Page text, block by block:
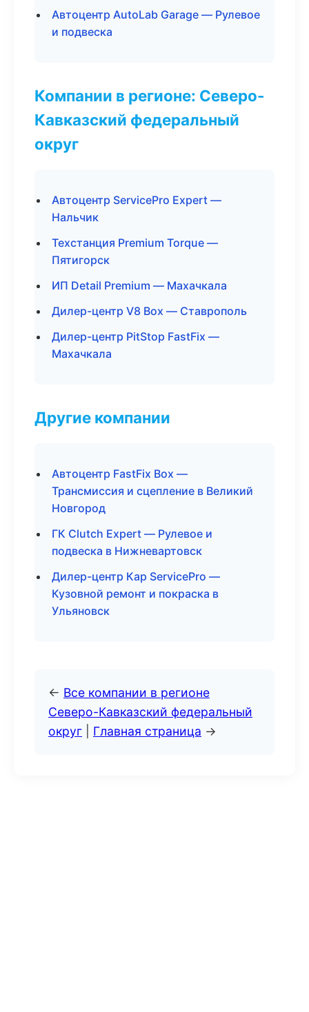
Автоцентр AutoLab Garage — Рулевое
и подвеска
Компании в регионе: Северо-
Кавказский федеральный
округ
Автоцентр ServicePro Expert —
Нальчик
Техстанция Premium Torque —
Пятигорск
ИП Detail Premium — Махачкала
Дилер-центр V8 Box — Ставрополь
Дилер-центр PitStop FastFix —
Махачкала
Другие компании
Автоцентр FastFix Box —
Трансмиссия и сцепление в Великий
Новгород
ГК Clutch Expert — Рулевое и
подвеска в Нижневартовск
Дилер-центр Кар ServicePro —
Кузовной ремонт и покраска в
Ульяновск
← Все компании в регионе
Северо-Кавказский федеральный
округ
Главная страница →